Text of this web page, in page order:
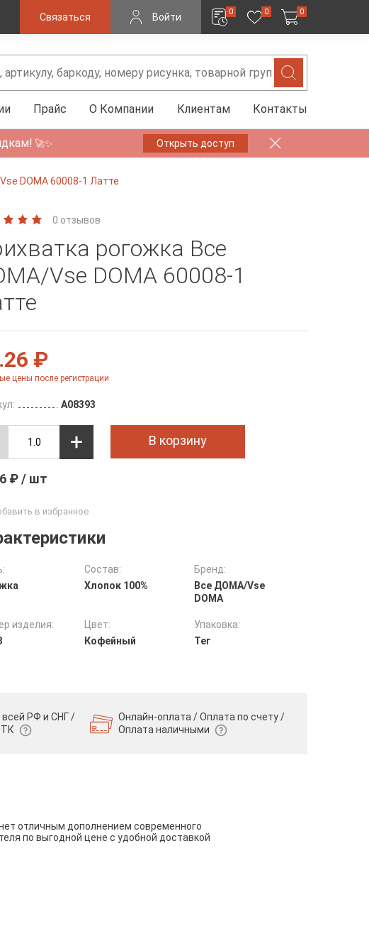
Связаться Войти 0 0 0
Прайс О Компании Клиентам Контакты
🚀✨ Открыть доступ
DOMA 60008-1 Латте
0 отзывов
рогожка Все
Vse DOMA 60008-1
₽
цены после регистрации
A08393
В корзину
₽ / шт
Состав:
Хлопок 100%
Бренд:
Все ДOMA/Vse
DOMA
изделия:
Цвет:
Кофейный
Упаковка:
Тег
РФ и СНГ /
ТК
Онлайн-оплата / Оплата по счету /
Оплата наличными
отличным дополнением современного
по выгодной цене с удобной доставкой